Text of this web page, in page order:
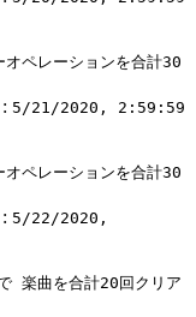
オペレーションを合計30
5/21/2020, 2:59:59
オペレーションを合計30
5/22/2020,
楽曲を合計20回クリア